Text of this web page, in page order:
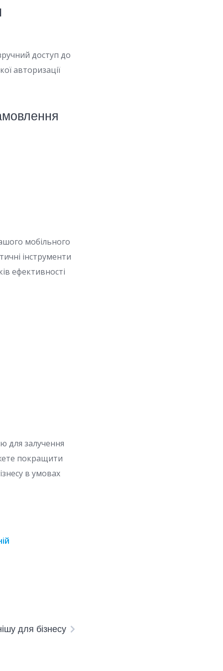
доступ до
авторизації
мобільного
інструменти
ефективності
для залучення
покращити
в умовах
для бізнесу